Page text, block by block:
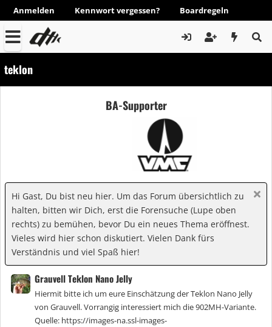
Anmelden Kennwort vergessen? Boardregeln
teklon
BA-Supporter
Hi Gast, Du bist neu hier. Um das Forum übersichtlich zu
halten, bitten wir Dich, erst die Forensuche (Lupe oben
rechts) zu bemühen, bevor Du ein neues Thema eröffnest.
Vieles wird hier schon diskutiert. Vielen Dank fürs
Verständnis und viel Spaß hier!
Grauvell Teklon Nano Jelly
Hiermit bitte ich um eure Einschätzung der Teklon Nano Jelly
von Grauvell. Vorrangig interessiert mich die 902MH-Variante.
Quelle: https://images-na.ssl-images-